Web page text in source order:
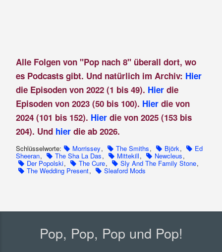
Alle Folgen von "Pop nach 8" überall dort, wo
es Podcasts gibt. Und natürlich im Archiv: Hier
die Episoden von 2022 (1 bis 49). Hierdie
Episoden von 2023 (50 bis 100). Hier die von
2024 (101 bis 152). Hier die von 2025 (153 bis
204). Und hier die ab 2026.
Schlüsselworte: Morrissey, The Smiths, Björk, Ed
Sheeran, The Sha La Das, Mittekill, Newcleus,
Der Popolski, The Cure, Sly And The Family Stone,
The Wedding Present, Sleaford Mods
Pop, Pop, Pop und Pop!